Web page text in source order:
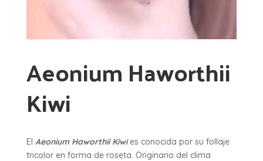
Aeonium Haworthii
Kiwi
El Aeonium Haworthii Kiwies conocida por su follaje
tricolor en forma de roseta. Originario del clima